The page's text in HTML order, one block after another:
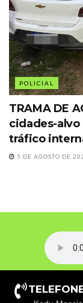
POLICIAL
TRAMA DE
cidades-
tráfico
5 DE AGOSTO DE